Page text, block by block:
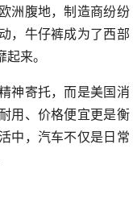
洲腹地，制造商纷纷
，牛仔裤成为了西部
来。
神寄托，而是美国消
用、价格便宜更是衡
中，汽车不仅是日常